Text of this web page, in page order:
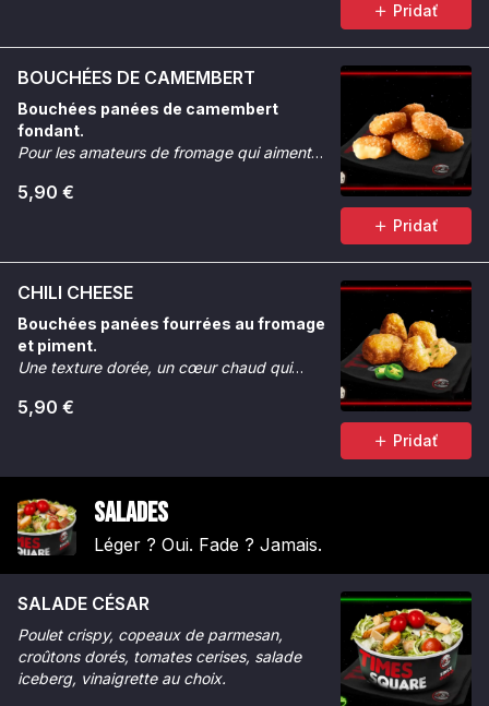
Pridať
BOUCHÉES DE CAMEMBERT
Bouchées panées de camembert
fondant.
Pour les amateurs de fromage qui aiment
5,90 €
Pridať
CHILI CHEESE
Bouchées panées fourrées au fromage
et piment.
Une texture dorée, un cœur chaud qui
5,90 €
Pridať
Salades
Léger ? Oui. Fade ? Jamais.
SALADE CÉSAR
Poulet crispy, copeaux de parmesan,
croûtons dorés, tomates cerises, salade
iceberg, vinaigrette au choix.